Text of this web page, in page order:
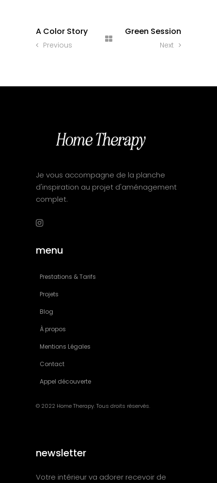
A Color Story
Previous
Green Session
Next
Je vous accompagne de la planche
d'inspiration au projet d'aménagement
complet.
menu
Prestations & Tarifs
Projets
Blog
À propos
Mentions Légales
Contact
Appel découverte
© 2022 Home Therapy. Tous droits réservés.
newsletter
Votre intérieur va adorer recevoir de